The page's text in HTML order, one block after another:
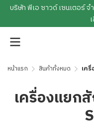
บริษัท พีเอ ซาวด์ เซนเตอร์
หน้าแรก สินค้าทั้งหมด เค
เครื่องแย